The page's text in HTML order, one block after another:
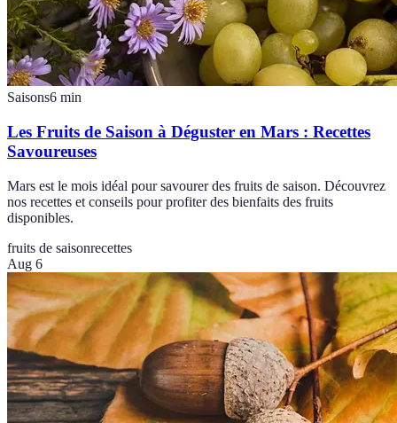
Saisons6 min
Les Fruits de Saison à Déguster en Mars : Recettes
Savoureuses
Mars est le mois idéal pour savourer des fruits de saison. Découvrez
nos recettes et conseils pour profiter des bienfaits des fruits
disponibles.
fruits de saisonrecettes
Aug 6